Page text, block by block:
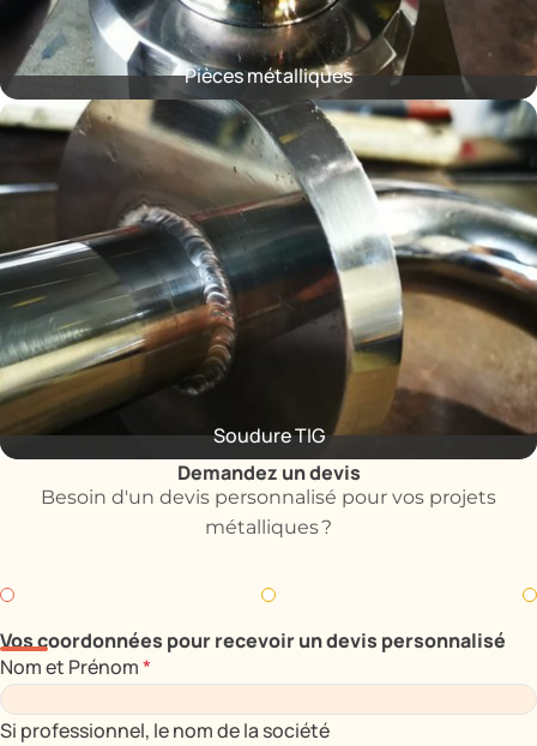
Pièces métalliques
Soudure TIG
Vos coordonnées pour recevoir un devis personnalisé
Nom et Prénom*
Si professionnel, le nom de la société
Demandez un devis
Besoin d'un devis personnalisé pour vos projets
métalliques ?